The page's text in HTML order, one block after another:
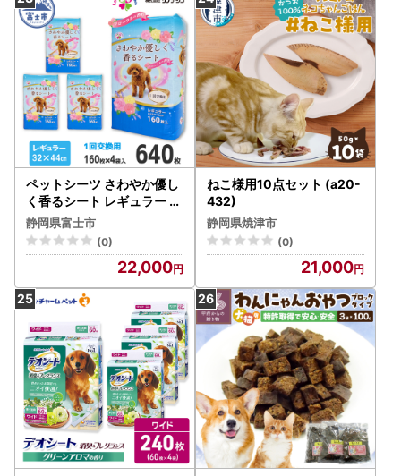
ペットシーツ さわやか優し
く香るシート レギュラー 薄
型 160枚×4袋 香り付き 青
色 おしっこ トイレ トレー
ニング しつけ 吸収 消臭 1回
交換 ワン 犬 いぬ まとめ買
い ペット用 消耗 衛生 防災
備蓄 日本製 国産 SDGs 静岡
富士市 [sf024-010]
静岡県富士市
(0)
22,000
ねこ様用10点セット (a20-
432)
静岡県焼津市
(0)
21,000